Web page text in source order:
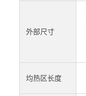
外部尺寸
均热区长度